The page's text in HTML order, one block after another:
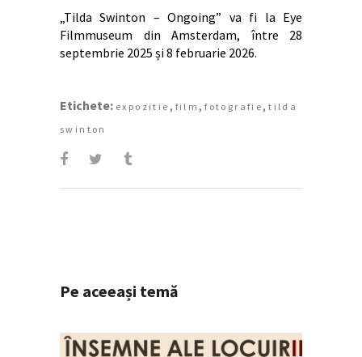
„Tilda Swinton – Ongoing” va fi la Eye
Filmmuseum din Amsterdam, între 28
septembrie 2025 și 8 februarie 2026.
Etichete: expozitie , film ,fotografie ,tilda
swinton
Pe aceeași temă